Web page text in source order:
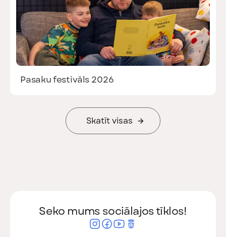
Pasaku festivāls 2026
Skatīt visas
Seko mums sociālajos tīklos!